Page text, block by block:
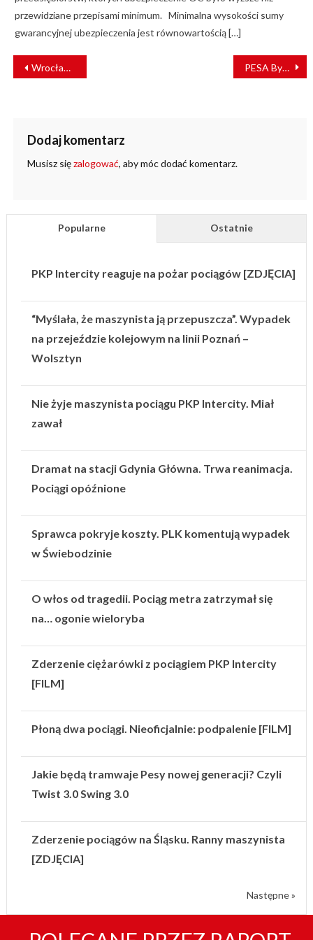
przewidziane przepisami minimum. Minimalna wysokości sumy
gwarancyjnej ubezpieczenia jest równowartością […]
NAWIGACJA
WPISU
Wrocław: Sieć trakcyjna bardziej przyjazna ptakom PESA Bydgoszcz dostarczy kolejne pociągi dla Českich Drah
Dodaj komentarz
Musisz sięzalogować, aby móc dodać komentarz.
Popularne Ostatnie
PKP Intercity reaguje na pożar pociągów [ZDJĘCIA]
“Myślała, że maszynista ją przepuszcza”. Wypadek
na przejeździe kolejowym na linii Poznań –
Wolsztyn
Nie żyje maszynista pociągu PKP Intercity. Miał
zawał
Dramat na stacji Gdynia Główna. Trwa reanimacja.
Pociągi opóźnione
Sprawca pokryje koszty. PLK komentują wypadek
w Świebodzinie
O włos od tragedii. Pociąg metra zatrzymał się
na… ogonie wieloryba
Zderzenie ciężarówki z pociągiem PKP Intercity
[FILM]
Płoną dwa pociągi. Nieoficjalnie: podpalenie [FILM]
Jakie będą tramwaje Pesy nowej generacji? Czyli
Twist 3.0 Swing 3.0
Zderzenie pociągów na Śląsku. Ranny maszynista
[ZDJĘCIA]
Następne »